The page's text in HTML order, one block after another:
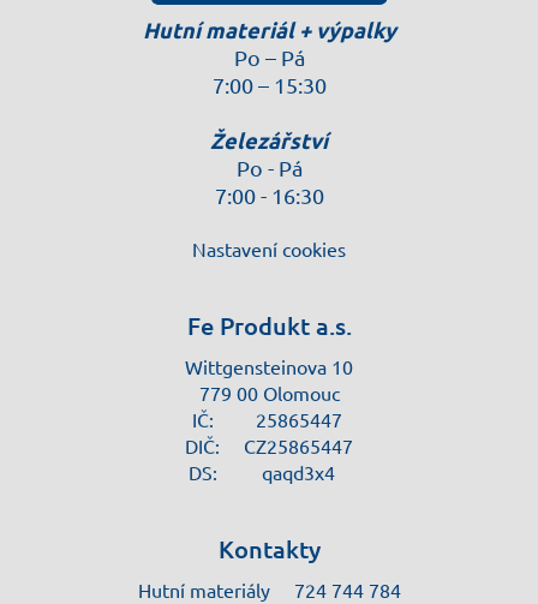
Hutní materiál + výpalky
Po – Pá
7:00 – 15:30
Železářství
Po - Pá
7:00 - 16:30
Nastavení cookies
Fe Produkt a.s.
Wittgensteinova 10
779 00 Olomouc
IČ:
DIČ:
DS:
25865447
CZ25865447
qaqd3x4
Kontakty
Hutní materiály 724 744 784